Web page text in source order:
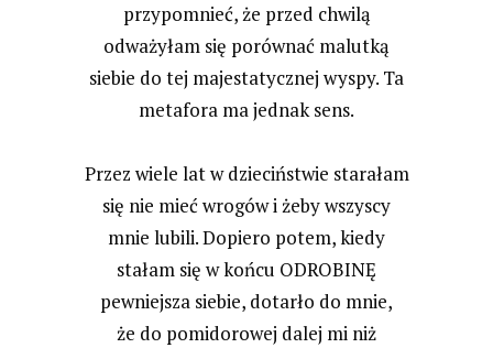
przypomnieć, że przed chwilą
odważyłam się porównać malutką
siebie do tej majestatycznej wyspy. Ta
metafora ma jednak sens.
Przez wiele lat w dzieciństwie starałam
się nie mieć wrogów i żeby wszyscy
mnie lubili. Dopiero potem, kiedy
stałam się w końcu ODROBINĘ
pewniejsza siebie, dotarło do mnie,
że do pomidorowej dalej mi niż